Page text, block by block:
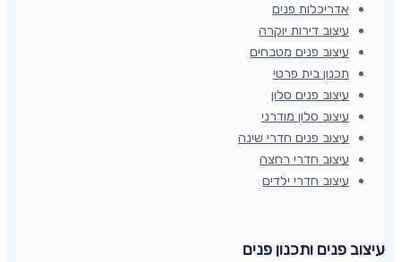
אדריכלות פנים
עיצוב דירות יוקרה
עיצוב פנים מטבחים
תכנון בית פרטי
עיצוב פנים סלון
עיצוב סלון מודרני
עיצוב פנים חדרי שינה
עיצוב חדרי רחצה
עיצוב חדרי ילדים
עיצוב פנים ותכנון פנים​